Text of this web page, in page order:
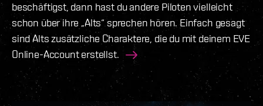
beschäftigst, dann hast du andere Piloten vielleicht
schon über ihre „Alts“ sprechen hören. Einfach gesagt
sind Alts zusätzliche Charaktere, die du mit deinem EVE
Online-Account erstellst.